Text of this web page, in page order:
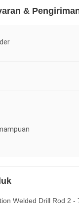
&
Welded Drill Rod 2 -